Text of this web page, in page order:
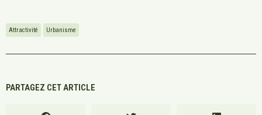
Attractivité Urbanisme
PARTAGEZ CET ARTICLE